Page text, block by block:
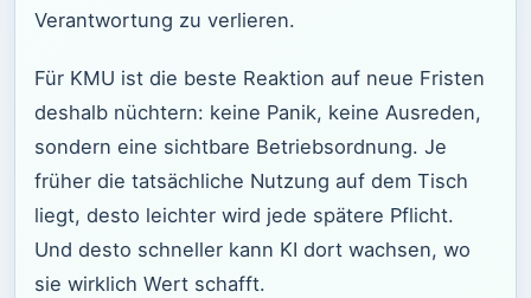
Verantwortung zu verlieren.
Für KMU ist die beste Reaktion auf neue Fristen
deshalb nüchtern: keine Panik, keine Ausreden,
sondern eine sichtbare Betriebsordnung. Je
früher die tatsächliche Nutzung auf dem Tisch
liegt, desto leichter wird jede spätere Pflicht.
Und desto schneller kann KI dort wachsen, wo
sie wirklich Wert schafft.